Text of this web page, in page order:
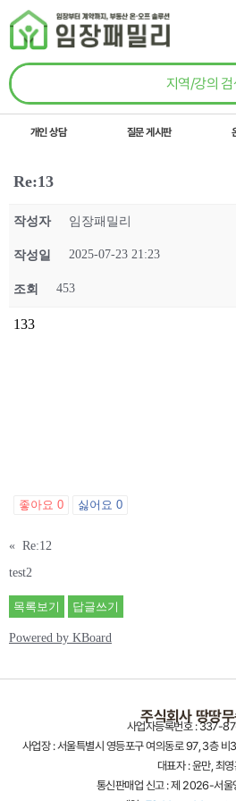
콘텐츠로
건너뛰기
개인 상담 질문 게시판
주식회사 땅땅
사업자등록번호 : 337-
사업장 : 서울특별시 영등포구 여의동로 97, 3층
대표자 : 윤만, 최
통신판매업 신고 : 제 2026-서